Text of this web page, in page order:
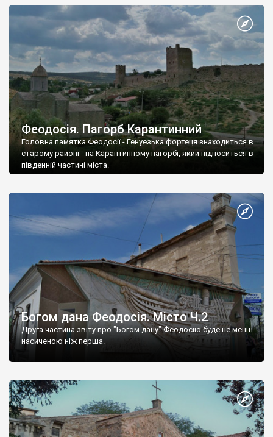
Феодосія. Пагорб Карантинний
Головна памятка Феодосії - Генуезька фортеця знаходиться в
старому районі - на Карантинному пагорбі, який підноситься в
південній частині міста.
Богом дана Феодосія. Місто Ч.2
Друга частина звіту про "Богом дану" Феодосію буде не менш
насиченою ніж перша.